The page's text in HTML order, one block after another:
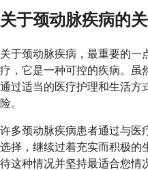
关于颈动脉疾病的
关于颈动脉疾病，最重要的一
疗，它是一种可控的疾病。虽
通过适当的医疗护理和生活方
险。
许多颈动脉疾病患者通过与医
选择，继续过着充实而积极的
待这种情况并坚持最适合您情